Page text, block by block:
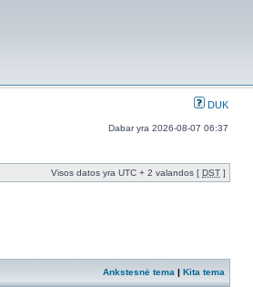
DUK
Dabar yra 2026-08-07 06:37
Visos datos yra UTC + 2 valandos [ DST ]
Ankstesnė tema | Kita tema